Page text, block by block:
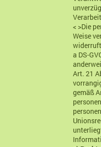
< >Die
Weise
a DS-
Art. 21
gemäß